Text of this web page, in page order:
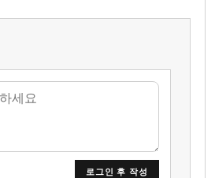
로그인 후 작성